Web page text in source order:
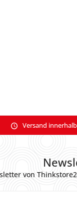
Versand
von